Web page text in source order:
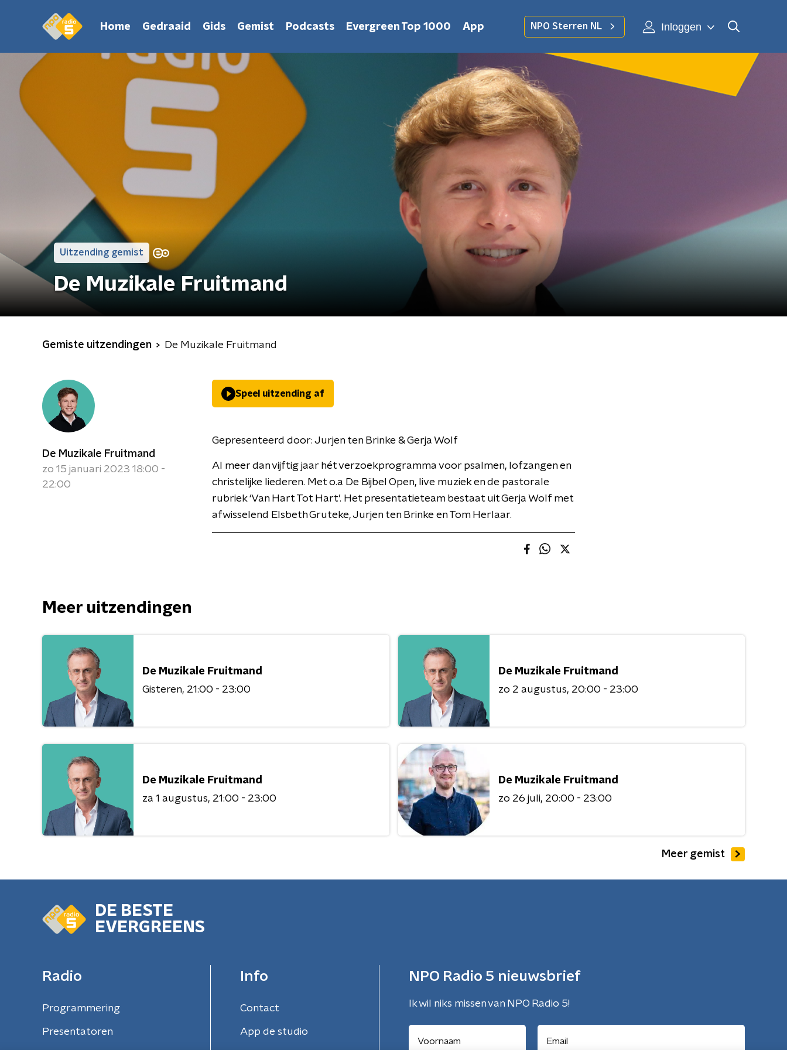
Home Gedraaid Gids Gemist Podcasts Evergreen Top 1000 App NPO Sterren NL Inloggen
Uitzending gemist
De Muzikale Fruitmand
Gemiste uitzendingen De Muzikale Fruitmand
De Muzikale Fruitmand
zo 15 januari 2023 18:00 -
22:00
Speel uitzending af
Gepresenteerd door: Jurjen ten Brinke & Gerja Wolf
Al meer dan vijftig jaar hét verzoekprogramma voor psalmen, lofzangen en
christelijke liederen. Met o.a De Bijbel Open, live muziek en de pastorale
rubriek ‘Van Hart Tot Hart’. Het presentatieteam bestaat uit Gerja Wolf met
afwisselend Elsbeth Gruteke, Jurjen ten Brinke en Tom Herlaar.
Meer uitzendingen
De Muzikale Fruitmand
Gisteren 21:00 - 23:00
De Muzikale Fruitmand
zo 2 augustus 20:00 - 23:00
De Muzikale Fruitmand
za 1 augustus 21:00 - 23:00
De Muzikale Fruitmand
zo 26 juli 20:00 - 23:00
Meer gemist
DE BESTE
EVERGREENS
Radio
Programmering
Presentatoren
Info
Contact
App de studio
NPO Radio 5 nieuwsbrief
Ik wil niks missen van NPO Radio 5!